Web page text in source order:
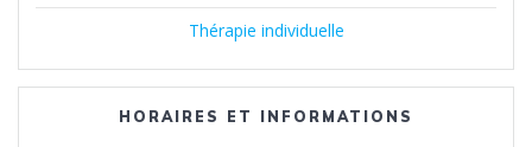
Thérapie individuelle
HORAIRES ET INFORMATIONS